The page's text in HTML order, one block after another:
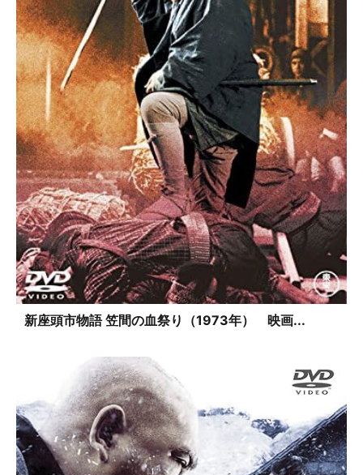
新座頭市物語 笠間の血祭り（1973年） 映画...